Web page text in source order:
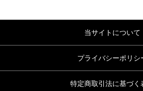
当サイトについて
プライバシーポリシ
特定商取引法に基づく